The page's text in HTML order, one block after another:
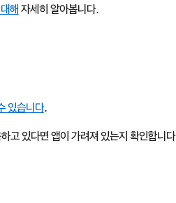
해자세히 알아봅니다.
있습니다.
있다면 앱이 가려져 있는지 확인합니